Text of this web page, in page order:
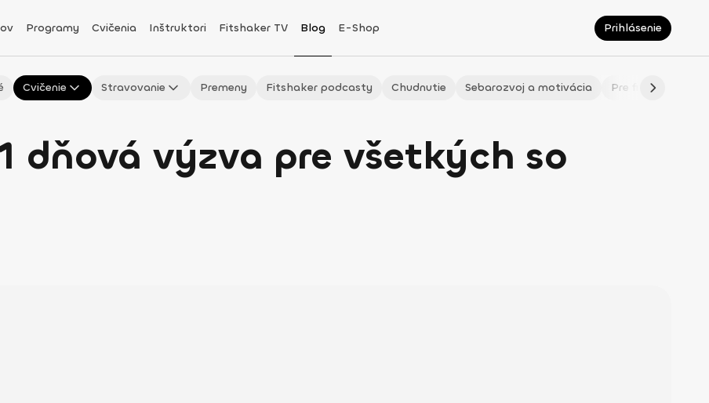
Programy Cvičenia Inštruktori Fitshaker TV Blog E-Shop Prihlásenie
Cvičenie Stravovanie Premeny Fitshaker podcasty Chudnutie Sebarozvoj a motivácia Pre fitmaminky
dňová výzva pre všetkých so